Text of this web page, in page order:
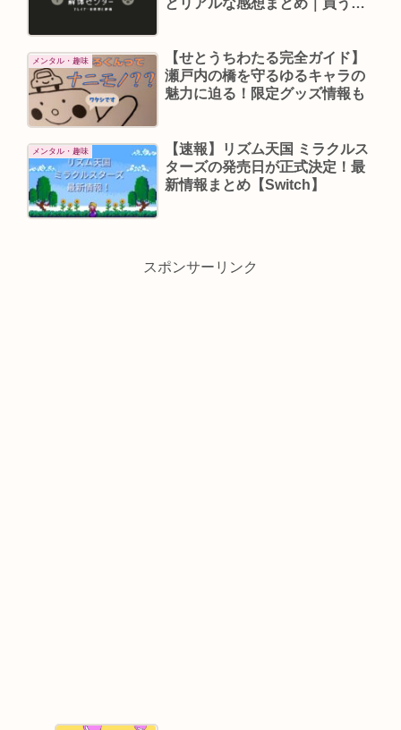
メンタル・趣味
【せとうちわたる完全ガイド】
瀬戸内の橋を守るゆるキャラの
魅力に迫る！限定グッズ情報も
メンタル・趣味
【速報】リズム天国 ミラクルス
ターズの発売日が正式決定！最
新情報まとめ【Switch】
スポンサーリンク